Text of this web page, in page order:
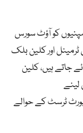
کو آؤٹ سورس
اور کلین بلک
جاتے ہیں، کلین
میں کراچی پورٹ ٹرسٹ کے حوالے